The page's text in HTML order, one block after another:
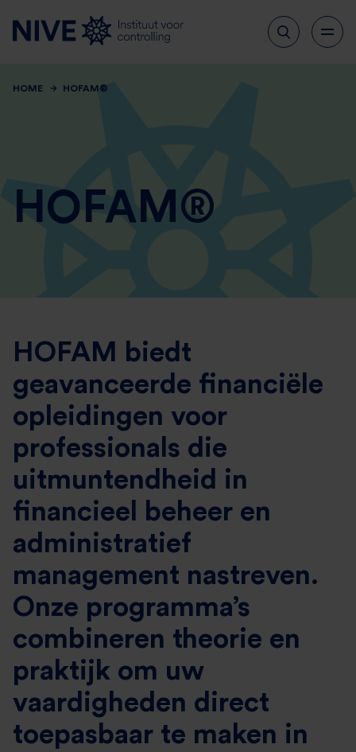
HOME HOFAM®
HOFAM®
HOFAM biedt
geavanceerde financiële
opleidingen voor
professionals die
uitmuntendheid in
financieel beheer en
administratief
management nastreven.
Onze programma’s
combineren theorie en
praktijk om uw
vaardigheden direct
toepasbaar te maken in